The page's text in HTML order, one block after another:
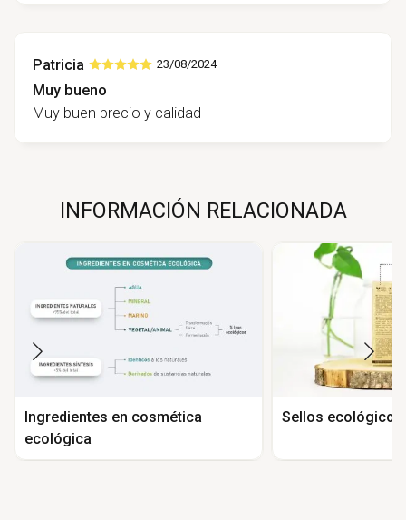
Patricia 23/08/2024
Muy bueno
Muy buen precio y calidad
INFORMACIÓN RELACIONADA
Ingredientes en cosmética
ecológica
Sellos